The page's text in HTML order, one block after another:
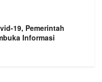
19, Pemerintah
Informasi